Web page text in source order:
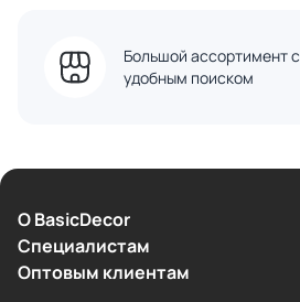
Большой ассортимент с
удобным поиском
О BasicDecor
Cпециалистам
Оптовым клиентам